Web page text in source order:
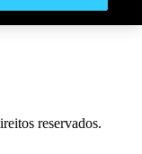
reservados.